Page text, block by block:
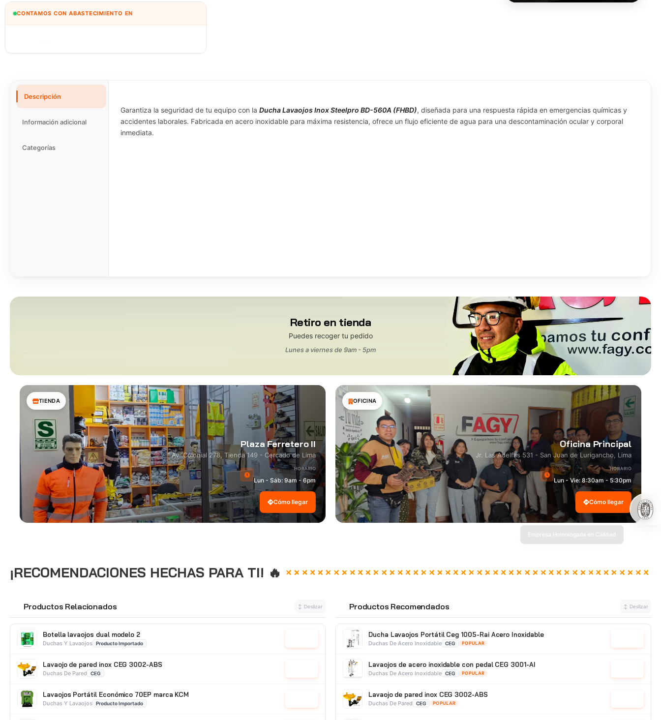
CONTAMOS CON ABASTECIMIENTO EN
Descripción
Información adicional
Categorías
Garantiza la seguridad de tu equipo con la Ducha Lavaojos Inox Steelpro BD-560A (FHBD), diseñada para una respuesta rápida en emergencias químicas y
accidentes laborales. Fabricada en acero inoxidable para máxima resistencia, ofrece un flujo eficiente de agua para una descontaminación ocular y corporal
inmediata.
Retiro en tienda
Puedes recoger tu pedido
Lunes a viernes de 9am - 5pm
TIENDA
Plaza Ferretero II
Av. Colonial 278, Tienda 149 - Cercado de Lima
HORARIO
Lun - Sáb: 9am - 6pm
Cómo llegar
OFICINA
Oficina Principal
Jr. Las Adelfas 531 - San Juan de Lurigancho, Lima
HORARIO
Lun - Vie: 8:30am - 5:30pm
Cómo llegar
¡RECOMENDACIONES HECHAS PARA TI! 🔥
Productos Relacionados ↕ Deslizar
Botella lavaojos dual modelo 2
Duchas Y Lavaojos Producto Importado
Lavaojo de pared inox CEG 3002-ABS
Duchas De Pared CEG
Lavaojos Portátil Económico 70EP marca KCM
Duchas Y Lavaojos Producto Importado
Productos Recomendados ↕ Deslizar
Ducha Lavaojos Portátil Ceg 1005-Rai Acero Inoxidable
Duchas De Acero Inoxidable CEG POPULAR
Lavaojos de acero inoxidable con pedal CEG 3001-AI
Duchas De Acero Inoxidable CEG POPULAR
Lavaojo de pared inox CEG 3002-ABS
Duchas De Pared CEG POPULAR